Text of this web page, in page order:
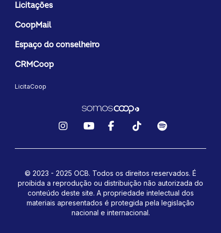
Licitações
CoopMail
Espaço do conselheiro
CRMCoop
LicitaCoop
© 2023 - 2025 OCB. Todos os direitos reservados. É
proibida a reprodução ou distribuição não autorizada do
conteúdo deste site. A propriedade intelectual dos
materiais apresentados é protegida pela legislação
nacional e internacional.